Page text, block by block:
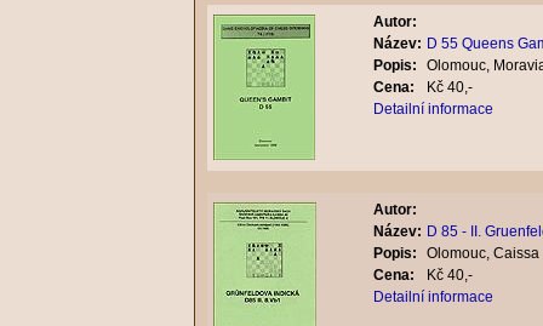
Autor:
Název: D 55 Queens
Popis:
Olomouc,
Cena:
Kč 40,-
Detailní informace
Autor:
Název: D 85 - II.
Popis:
Olomouc,
Cena:
Kč 40,-
Detailní informace